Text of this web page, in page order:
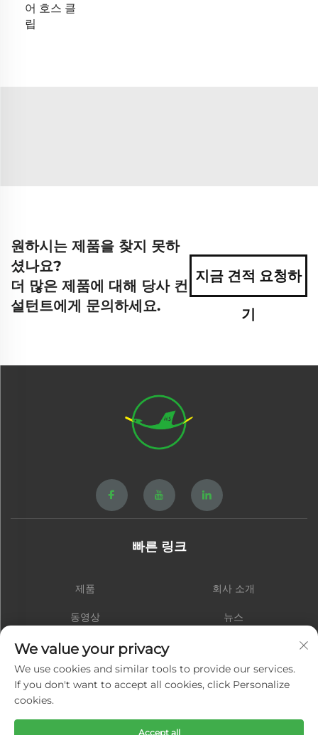
어 호스 클
립
원하시는 제품을 찾지 못하
셨나요?
더 많은 제품에 대해 당사 컨
설턴트에게 문의하세요.
지금 견적 요청하
기
빠른 링크
제품 회사 소개
동영상 뉴스
연락처
We value your privacy
We use cookies and similar tools to provide our services.
If you don't want to accept all cookies, click Personalize
cookies.
Accept all